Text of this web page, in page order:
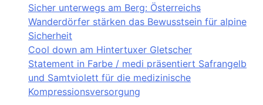
Sicher unterwegs am Berg: Österreichs
Wanderdörfer stärken das Bewusstsein für alpine
Sicherheit
Cool down am Hintertuxer Gletscher
Statement in Farbe / medi präsentiert Safrangelb
und Samtviolett für die medizinische
Kompressionsversorgung